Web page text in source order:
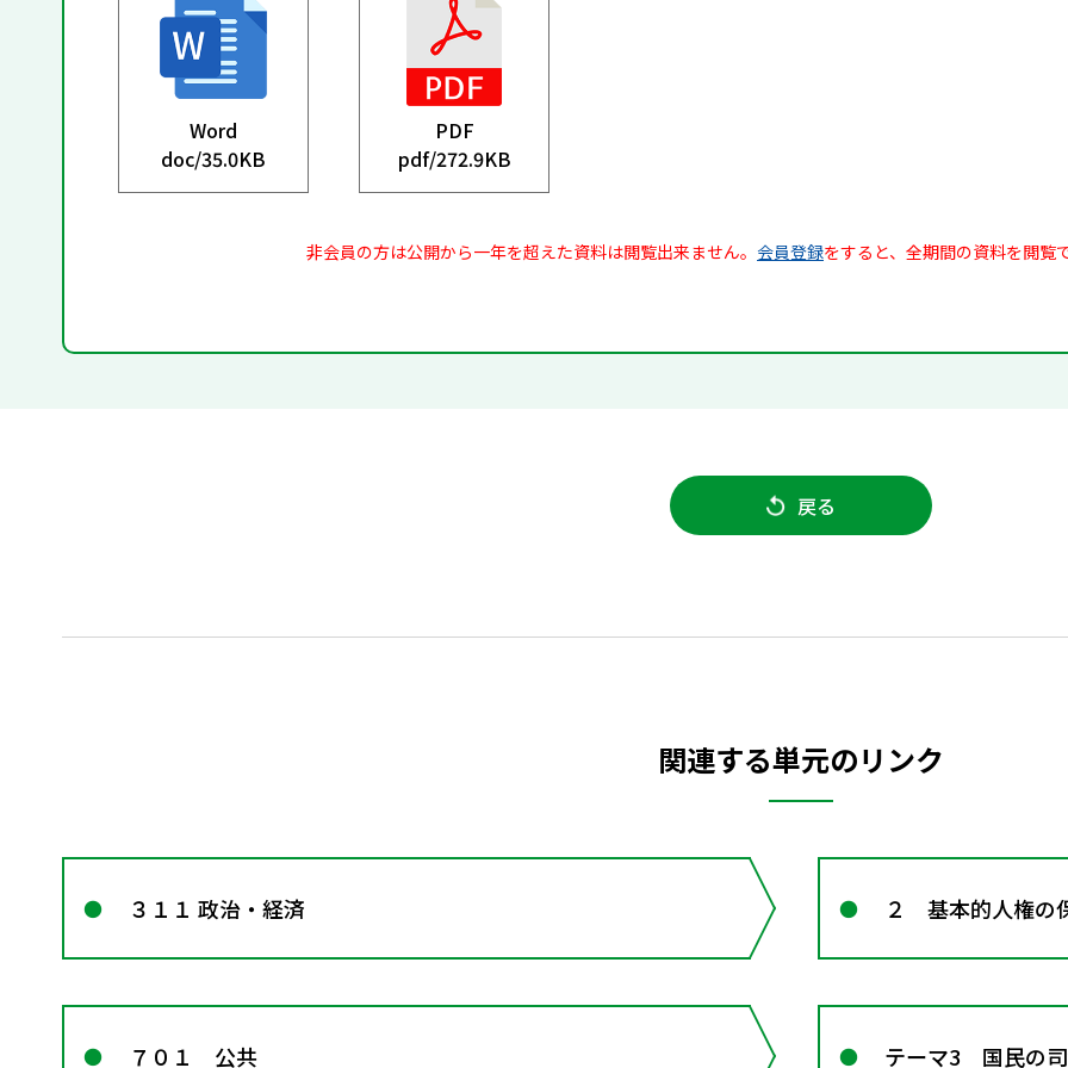
Word
doc/35.0KB
PDF
pdf/272.9KB
非会員の方は公開から一年を超えた資料は閲覧出来ません。 会員登録をすると、全期間の資料を閲覧
戻る
関連する単元のリンク
３１１ 政治・経済 ２ 基本的人権の
７０１ 公共 テーマ3 国民の